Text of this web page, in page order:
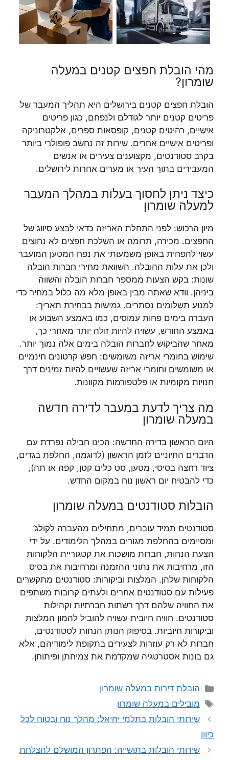
מהי הובלת חפצים קטנים במעלה
שומרון?
הובלת חפצים קטנים בירושלים היא תהליך המעבר של
פריטים קטנים יותר לגודלם ולנפחם, כגון פריטים
אישיים, רהיטים קטנים, קופסאות ספרים, אלקטרוניקה
ופריטים אישיים אחרים. שירות זה נחשב פופולרי ביותר
בקרב סטודנטים, מקצוענים צעירים או אנשים
המעבירים בתוך העיר או מערים אחרות לירושלים.
כיצד ניתן לחסוך בעלות במהלך המעבר
למעלה שומרון
מיון הרכוש: לפני התחלת האריזה כדאי לבצע סיווג של
החפצים. מכירה, תרומה או השלכת חפצים לא נחוצים
עשוי להפחית באופן משמעותי את נפח המטען המועבר
ולכן את עלות ההובלה. השוואת מחירי חברות הובלה
שונות: בקש הצעות ממספר חברות הובלה והשווה
ביניהן. וודא שאתה מבין באופן מלא מה כלול במחיר כדי
למנוע תשלומים נסתרים. גמישות בבחירת תאריך:
העברה בימים פחות עמוסים, כמו באמצע השבוע או
באמצע החודש, עשויה להיות זולה יותר מאחרי כך,
מאחר שהביקוש לחברות הובלה בימים אלה נמוך יותר.
שימוש בחומרי אריזה משומשים: חפש קרטונים חינמיים
או משומשים וחומרי אריזה שעשויים להיות זמינים דרך
חנויות מקומיות או פלטפורמות מקוונות.
מה צריך לדעת במעבר לדירה חדשה
במעלה שומרון
היום הראשון בדירה החדשה: הכינו חבילה נפרדת עם
הדברים החיוניים לזמן הראשון (לדוגמה, החלפת בגדים,
ציוד רחצה בסיסי, מטען, סט כלים קטן, קפה או תה),
כדי להבטיח יום ראשון נוח במקום החדש.
הובלות סטודנטים במעלה שומרון
סטודנטים תמיד עוברים, מתחילים מהעברה לקולג’
ומסיימים בהחלפת מגורים במהלך הלימודים. על ידי
הצעת הנחות, חברות מושכות את קטגוריית הלקוחות
הזו, מרחיבות את נתוני ההזמנה ומרחיבות את בסיס
הלקוחות שלהן. המלצות וביקורות: סטודנטים מתקשרים
פעילות עם סטודנטים אחרים ולעתים קרובות משתפים
את החוויה שלהם דרך רשתות חברתיות וקהילות
סטודנטים. חוויה חיובית עשויה להוביל להמון המלצות
וביקורות חיוביות. בסיפוק הנותן הנחות לסטודנטים,
חברות לא רק עוזרות לצעירים בתקופת לימודיהם, אלא
גם בונות אסטרטגיה שמקדמת את צמיחתן ופיתוחן.
קטגוריות
הובלת דירות במעלה שומרון
תגיות
מובילים במעלה שומרון
שירותי הובלות בתלמי יחיאל: מהלך נוח ובטוח לכל
כיוון
שירותי הובלות בתושייה: הפתרון המושלם להצלחת